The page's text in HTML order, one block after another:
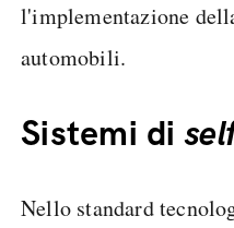
l'implementazione
automobili.
Sistemi di
Nello standard